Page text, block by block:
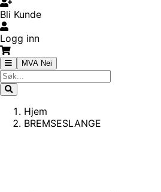
Bli Kunde
Logg inn
MVA Nei
Hjem
BREMSESLANGE